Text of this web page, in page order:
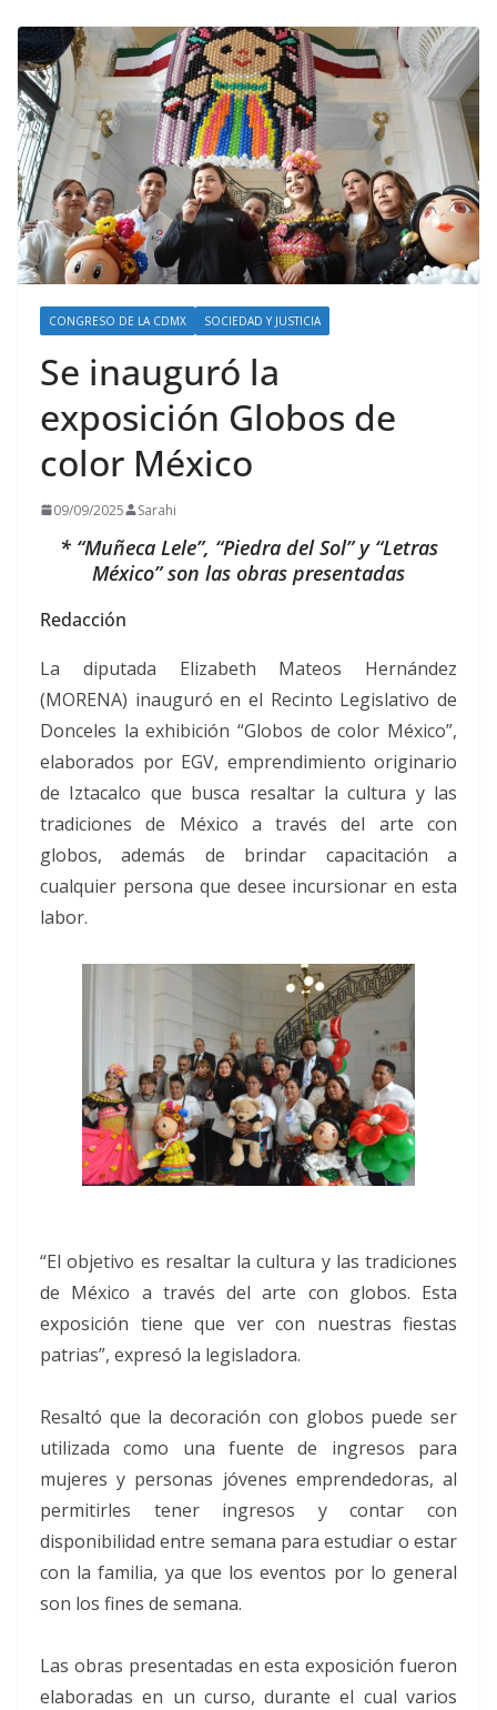
CONGRESO DE LA CDMX SOCIEDAD Y JUSTICIA
Se inauguró la
exposición Globos de
color México
09/09/2025 Sarahi
* “Muñeca Lele”, “Piedra del Sol” y “Letras
México” son las obras presentadas
Redacción
La diputada Elizabeth Mateos Hernández
(MORENA) inauguró en el Recinto Legislativo de
Donceles la exhibición “Globos de color México”,
elaborados por EGV, emprendimiento originario
de Iztacalco que busca resaltar la cultura y las
tradiciones de México a través del arte con
globos, además de brindar capacitación a
cualquier persona que desee incursionar en esta
labor.
“El objetivo es resaltar la cultura y las tradiciones
de México a través del arte con globos. Esta
exposición tiene que ver con nuestras fiestas
patrias”, expresó la legisladora.
Resaltó que la decoración con globos puede ser
utilizada como una fuente de ingresos para
mujeres y personas jóvenes emprendedoras, al
permitirles tener ingresos y contar con
disponibilidad entre semana para estudiar o estar
con la familia, ya que los eventos por lo general
son los fines de semana.
Las obras presentadas en esta exposición fueron
elaboradas en un curso, durante el cual varios